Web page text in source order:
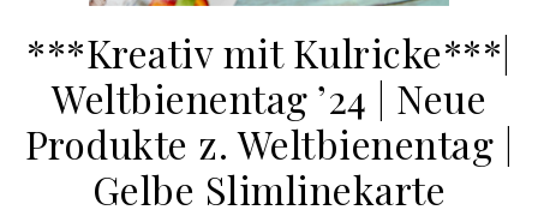
***Kreativ mit Kulricke***|
Weltbienentag ’24 | Neue
Produkte z. Weltbienentag |
Gelbe Slimlinekarte